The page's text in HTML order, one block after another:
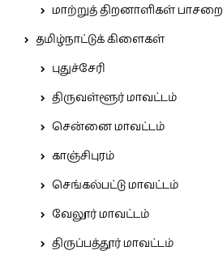
மாற்றுத் திறனாளிகள் பாசறை
தமிழ்நாட்டுக் கிளைகள்
புதுச்சேரி
திருவள்ளூர் மாவட்டம்
சென்னை மாவட்டம்
காஞ்சிபுரம்
செங்கல்பட்டு மாவட்டம்
வேலூர் மாவட்டம்
திருப்பத்தூர் மாவட்டம்